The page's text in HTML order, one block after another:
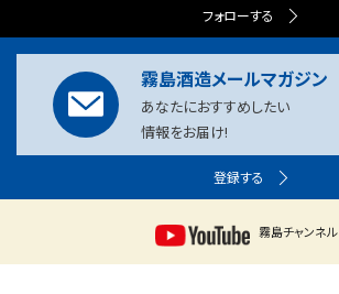
フォローする
霧島酒造メールマガジン
あなたにおすすめしたい
情報をお届け!
登録する
霧島チャンネル